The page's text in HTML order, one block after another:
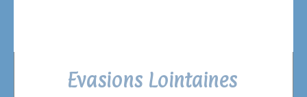
Evasions Lointaines